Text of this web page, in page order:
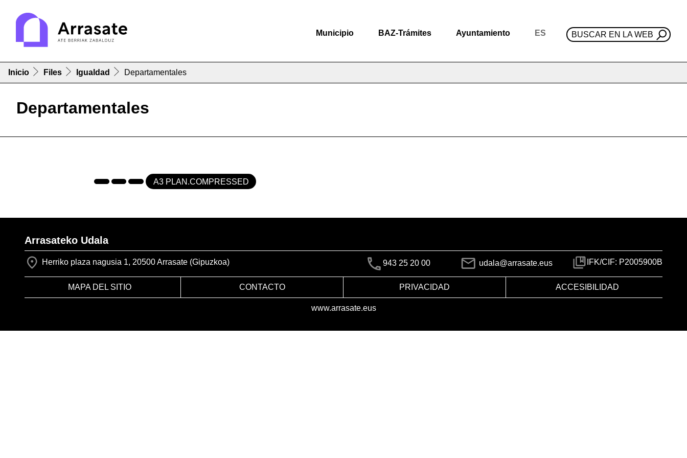
Municipio BAZ-Trámites Ayuntamiento ES BUSCAR EN LA WEB
Inicio Files Igualdad Departamentales
Departamentales
A3 PLAN.COMPRESSED
Arrasateko Udala
Herriko plaza nagusia 1, 20500 Arrasate (Gipuzkoa) 943 25 20 00 udala@arrasate.eus IFK/CIF: P2005900B
MAPA DEL SITIO CONTACTO PRIVACIDAD ACCESIBILIDAD
www.arrasate.eus